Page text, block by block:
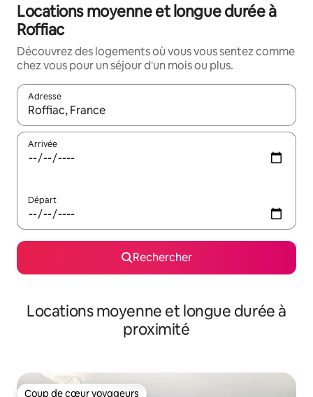
Locations moyenne et longue durée à
Roffiac
Découvrez des logements où vous vous sentez comme
chez vous pour un séjour d'un mois ou plus.
Adresse
Lorsque les résultats s'affichent, utilisez les flèches vers le
Arrivée
Départ
Rechercher
Locations moyenne et longue durée à
proximité
Coup de cœur voyageurs